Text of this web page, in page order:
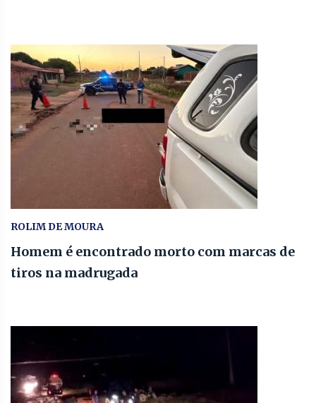
ROLIM DE MOURA
Homem é encontrado morto com marcas de
tiros na madrugada